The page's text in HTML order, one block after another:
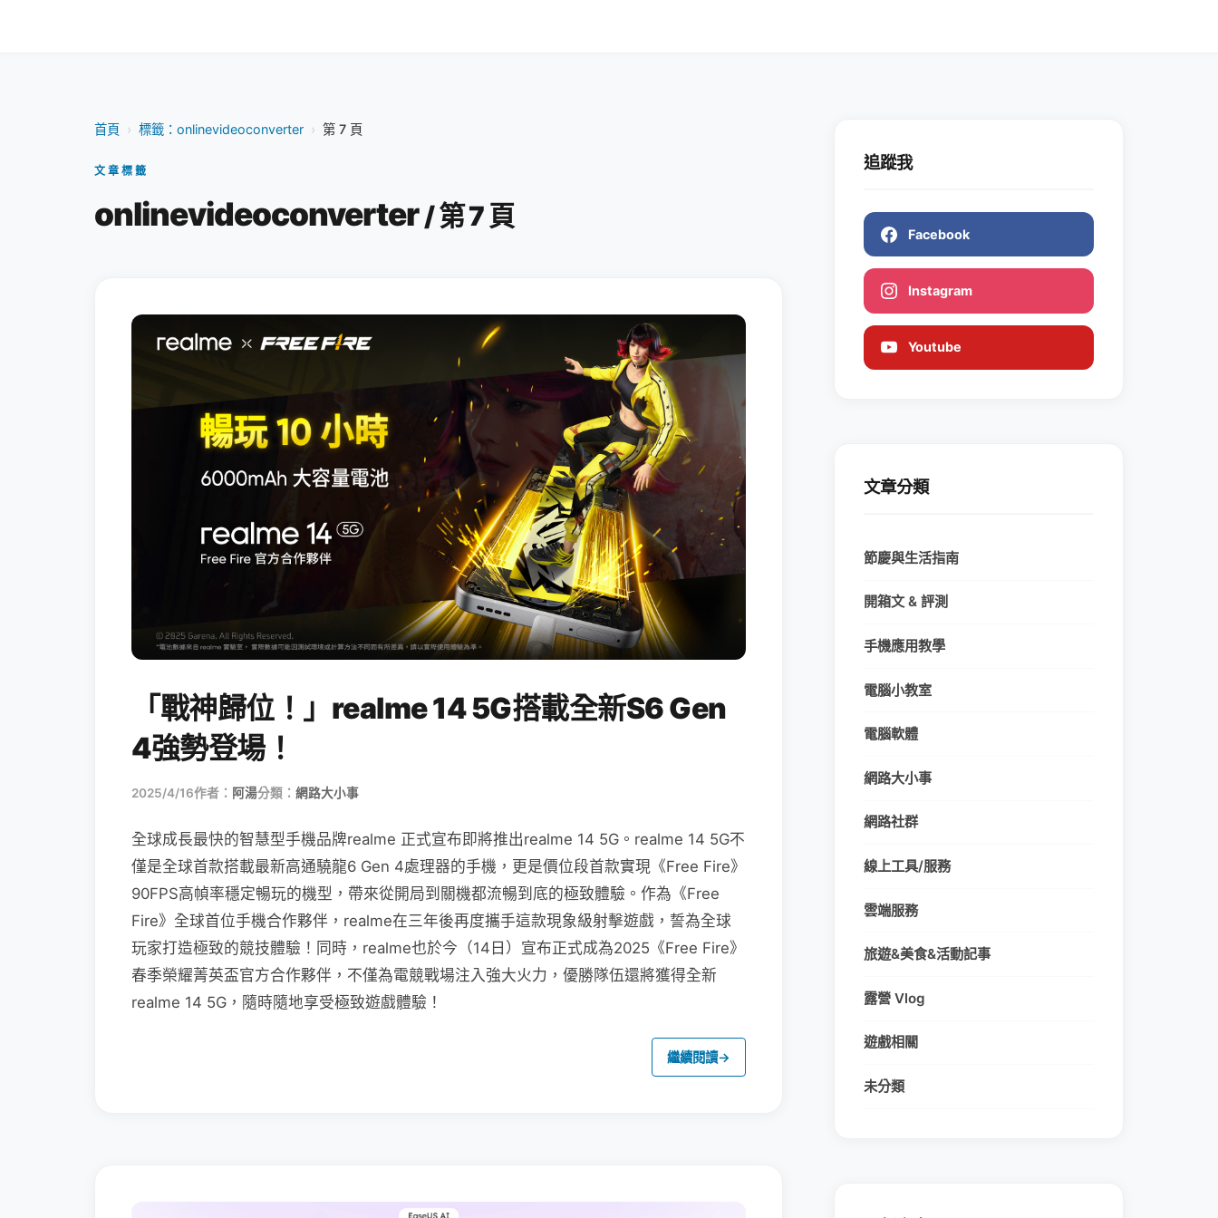
首頁 › 標籤：onlinevideoconverter › 第 7 頁
文章標籤
onlinevideoconverter/ 第 7 頁
「戰神歸位！」realme 14 5G搭載全新S6 Gen
4強勢登場！
2025/4/16作者： 阿湯分類： 網路大小事
全球成長最快的智慧型手機品牌realme 正式宣布即將推出realme 14 5G。realme 14 5G不
僅是全球首款搭載最新高通驍龍6 Gen 4處理器的手機，更是價位段首款實現《Free Fire》
90FPS高幀率穩定暢玩的機型，帶來從開局到關機都流暢到底的極致體驗。作為《Free
Fire》全球首位手機合作夥伴，realme在三年後再度攜手這款現象級射擊遊戲，誓為全球
玩家打造極致的競技體驗！同時，realme也於今（14日）宣布正式成為2025《Free Fire》
春季榮耀菁英盃官方合作夥伴，不僅為電競戰場注入強大火力，優勝隊伍還將獲得全新
realme 14 5G，隨時隨地享受極致遊戲體驗！
繼續閱讀→
追蹤我
Facebook
Instagram
Youtube
文章分類
節慶與生活指南
開箱文 & 評測
手機應用教學
電腦小教室
電腦軟體
網路大小事
網路社群
線上工具/服務
雲端服務
旅遊&美食&活動記事
露營 Vlog
遊戲相關
未分類